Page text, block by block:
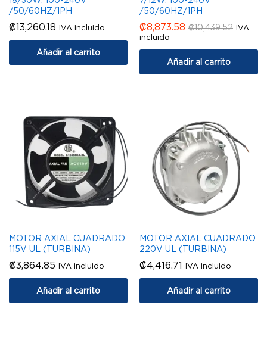
/50/60HZ/1PH
₡13,260.18 IVA incluido
Añadir al carrito
/50/60HZ/1PH
₡8,873.58 ₡10,439.52 IVA
incluido
Añadir al carrito
MOTOR AXIAL CUADRADO
115V UL (TURBINA)
₡3,864.85 IVA incluido
Añadir al carrito
MOTOR AXIAL CUADRADO
220V UL (TURBINA)
₡4,416.71 IVA incluido
Añadir al carrito